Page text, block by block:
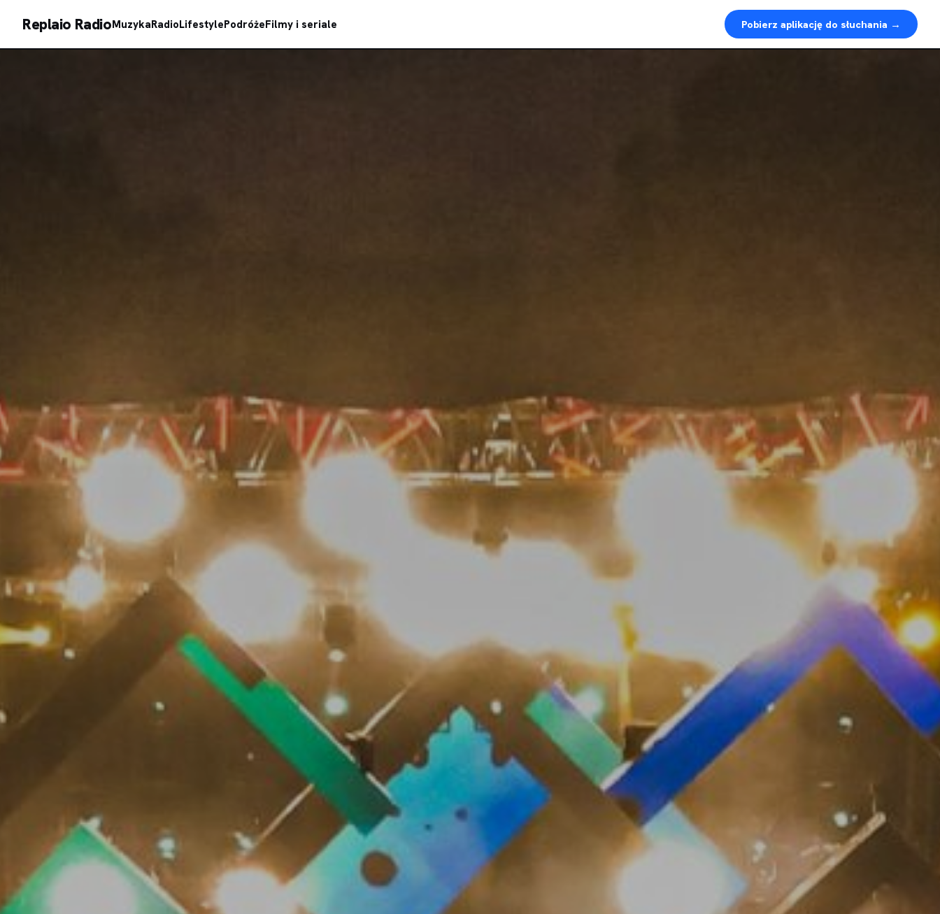
Replaio RadioMuzykaRadioLifestylePodróżeFilmy i seriale Pobierz aplikację do słuchania →